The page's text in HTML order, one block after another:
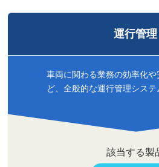
運行管理
車両に関わる業務の効率化
ど、全般的な運行管理システ
該当する製